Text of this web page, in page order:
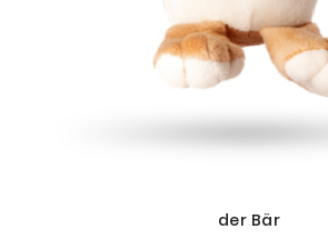
der Bär